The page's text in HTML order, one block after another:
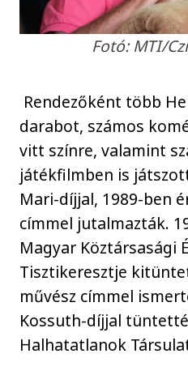
Fotó: MTI/
Rendezőként több
darabot, számos
vitt színre, valamint
játékfilmben is
Mari-díjjal, 1989-ben
címmel jutalmazták.
Magyar Köztársasági
Tisztikeresztje
művész címmel
Kossuth-díjjal
Halhatatlanok